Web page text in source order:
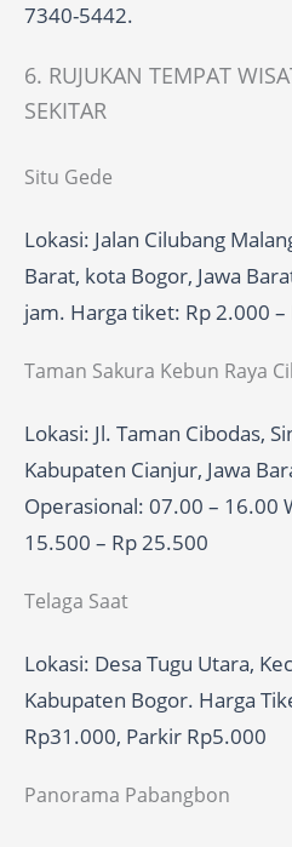
7340-5442.
6. RUJUKAN TEMPAT
SEKITAR
Situ Gede
Lokasi: Jalan Cilubang
Barat, kota Bogor, Jawa
jam. Harga tiket: Rp 2.000 –
Taman Sakura Kebun Raya
Lokasi: Jl. Taman Cibodas,
Kabupaten Cianjur, Jawa
Operasional: 07.00 – 16.00
15.500 – Rp 25.500
Telaga Saat
Lokasi: Desa Tugu Utara,
Kabupaten Bogor. Harga
Rp31.000, Parkir Rp5.000
Panorama Pabangbon